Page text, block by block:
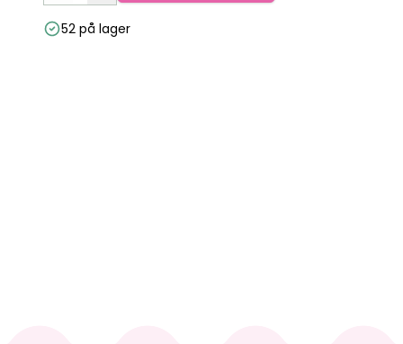
52 på lager